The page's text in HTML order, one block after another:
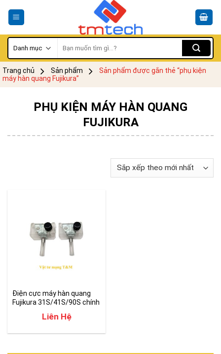
kiếm:
Trang chủ Sản phẩm
Sản phẩm được gắn thẻ “phụ kiện
máy hàn quang Fujikura”
PHỤ KIỆN MÁY HÀN QUANG
FUJIKURA
Điện cực máy hàn quang
Fujikura 31S/41S/90S chính
Liên Hệ